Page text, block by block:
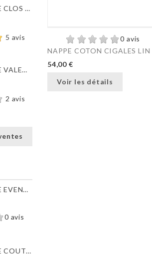
NAPPE ENDUITE CLOS DES...
5 avis
NAPPE ENDUITE VALENSOLE JAUNE
2 avis
NAPPE ENDUITE EVENTAILS...
0 avis
NAPPE ENDUITE COUTIL DE...
0 avis
NAPPE COTON CIGALES LIN
54,00 €
Voir les détails